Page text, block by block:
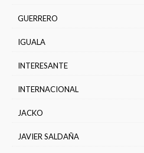
GUERRERO
IGUALA
INTERESANTE
INTERNACIONAL
JACKO
JAVIER SALDAÑA